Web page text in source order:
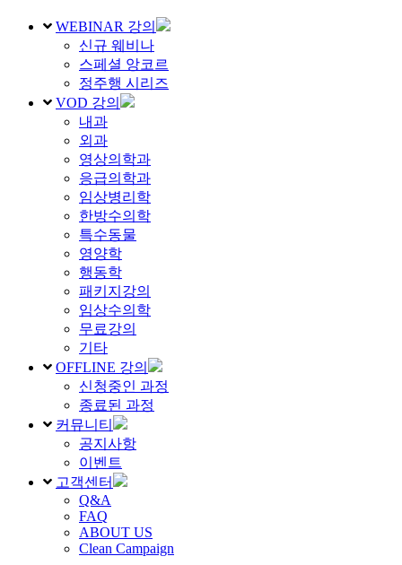
WEBINAR 강의
신규 웨비나
스페셜 앙코르
정주행 시리즈
VOD 강의
내과
외과
영상의학과
응급의학과
임상병리학
한방수의학
특수동물
영양학
행동학
패키지강의
임상수의학
무료강의
기타
OFFLINE 강의
신청중인 과정
종료된 과정
커뮤니티
공지사항
이벤트
고객센터
Q&A
FAQ
ABOUT US
Clean Campaign